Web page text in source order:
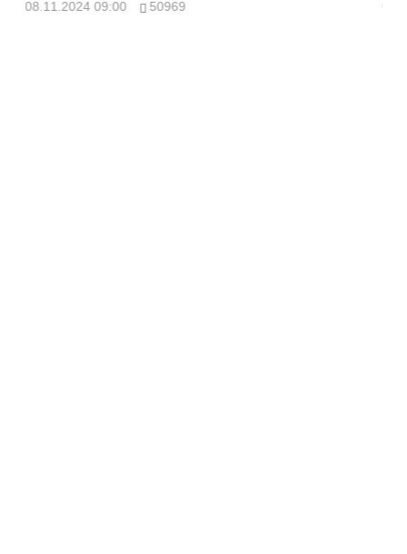
08.11.2024 09:00 50969